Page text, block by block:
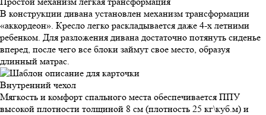
В конструкции дивана установлен механизм трансформации
«аккордеон». Кресло легко раскладывается даже 4-х летними
ребенком. Для разложения дивана достаточно потянуть сиденье
вперед, после чего все блоки займут свое место, образуя
длинный матрас.
Внутренний чехол
Мягкость и комфорт спального места обеспечивается ППУ
высокой плотности толщиной 8 см (плотность 25 кг\куб.м) и